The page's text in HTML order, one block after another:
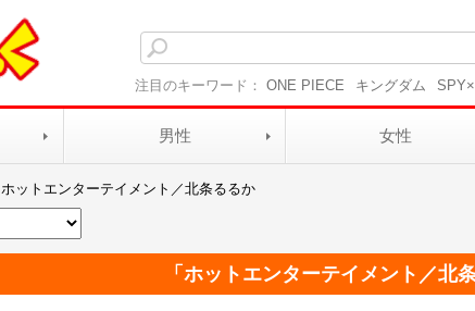
注目のキーワード： ONE PIECE キングダム
男性 女性
ホットエンターテイメント／北条るるか
「 ホットエンターテイメント／北